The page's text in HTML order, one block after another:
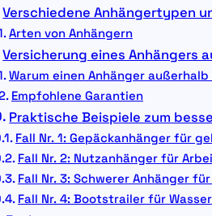
Verschiedene Anhängertypen
Arten von Anhängern
Versicherung eines Anhängers
Warum einen Anhänger
Empfohlene Garantien
Praktische Beispiele zum
Fall Nr. 1: Gepäckanhänger für
Fall Nr. 2: Nutzanhänger für
Fall Nr. 3: Schwerer Anhänger
Fall Nr. 4: Bootstrailer für